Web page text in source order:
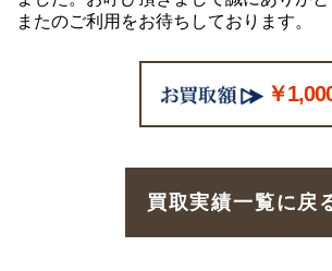
またのご利用をお待ちしております。
￥
買取実績一覧に戻